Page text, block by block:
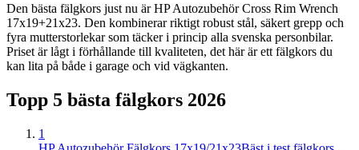
Den bästa fälgkors just nu är HP Autozubehör Cross Rim Wrench
17x19+21x23. Den kombinerar riktigt robust stål, säkert grepp och
fyra mutterstorlekar som täcker i princip alla svenska personbilar.
Priset är lågt i förhållande till kvaliteten, det här är ett fälgkors du
kan lita på både i garage och vid vägkanten.
Topp 5 bästa fälgkors 2026
1